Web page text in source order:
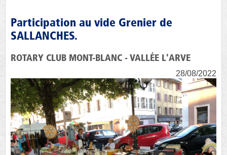
Participation au vide Grenier de
SALLANCHES.
ROTARY CLUB MONT-BLANC - VALLÉE L'ARVE
28/08/2022